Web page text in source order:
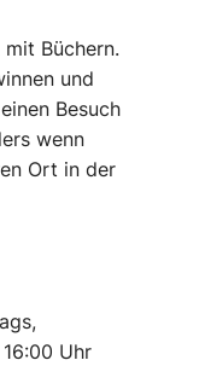
Büchern.
und
Besuch
wenn
Ort in der
Uhr